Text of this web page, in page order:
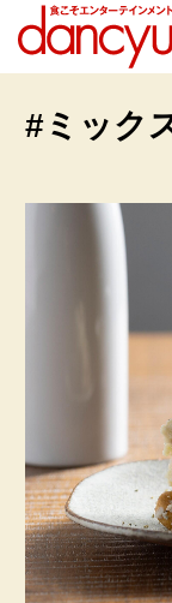
#ミック